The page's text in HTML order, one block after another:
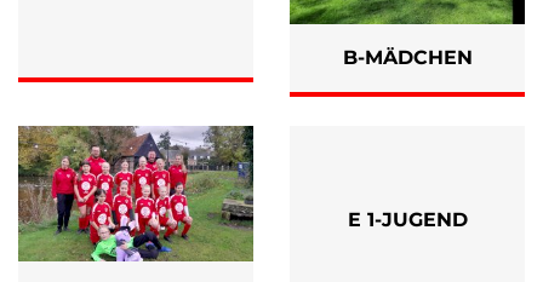
B-MÄDCHEN
E 1-JUGEND